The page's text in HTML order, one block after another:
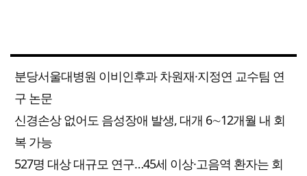
분당서울대병원 이비인후과 차원재·지정연 교수팀 연
구 논문
신경손상 없어도 음성장애 발생, 대개 6∼12개월 내 회
복 가능
527명 대상 대규모 연구…45세 이상·고음역 환자는 회